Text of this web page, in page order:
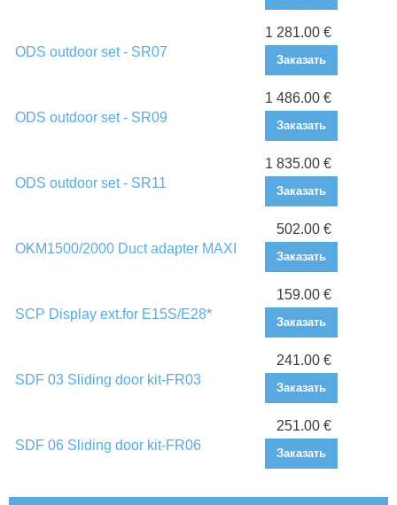
ODS outdoor set - SR07
1 281.00 €
Заказать
ODS outdoor set - SR09
1 486.00 €
Заказать
ODS outdoor set - SR11
1 835.00 €
Заказать
OKM1500/2000 Duct adapter MAXI
502.00 €
Заказать
SCP Display ext.for E15S/E28*
159.00 €
Заказать
SDF 03 Sliding door kit-FR03
241.00 €
Заказать
SDF 06 Sliding door kit-FR06
251.00 €
Заказать